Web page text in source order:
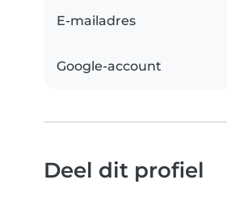
E-mailadres
Google-account
Deel dit profiel